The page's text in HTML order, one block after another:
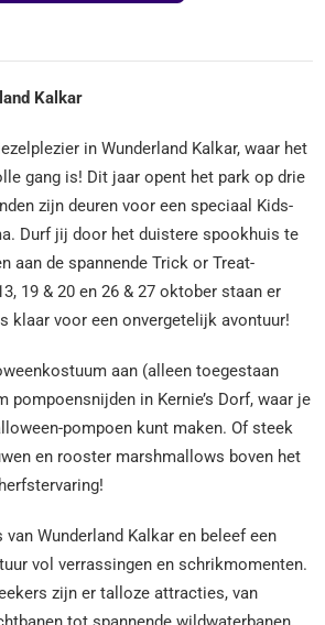
Kalkar
in Wunderland Kalkar, waar het
gang is! Dit jaar opent het park op drie
zijn deuren voor een speciaal Kids-
Durf jij door het duistere spookhuis te
aan de spannende Trick or Treat-
19 & 20 en 26 & 27 oktober staan er
klaar voor een onvergetelijk avontuur!
aan (alleen toegestaan
pompoensnijden in Kernie’s Dorf, waar je
pompoen kunt maken. Of steek
en rooster marshmallows boven het
Wunderland Kalkar en beleef een
vol verrassingen en schrikmomenten.
zijn er talloze attracties, van